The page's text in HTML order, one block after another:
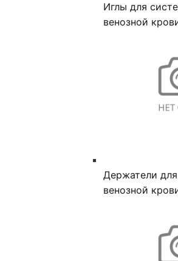
Иглы для
венозной
Держатели
венозной